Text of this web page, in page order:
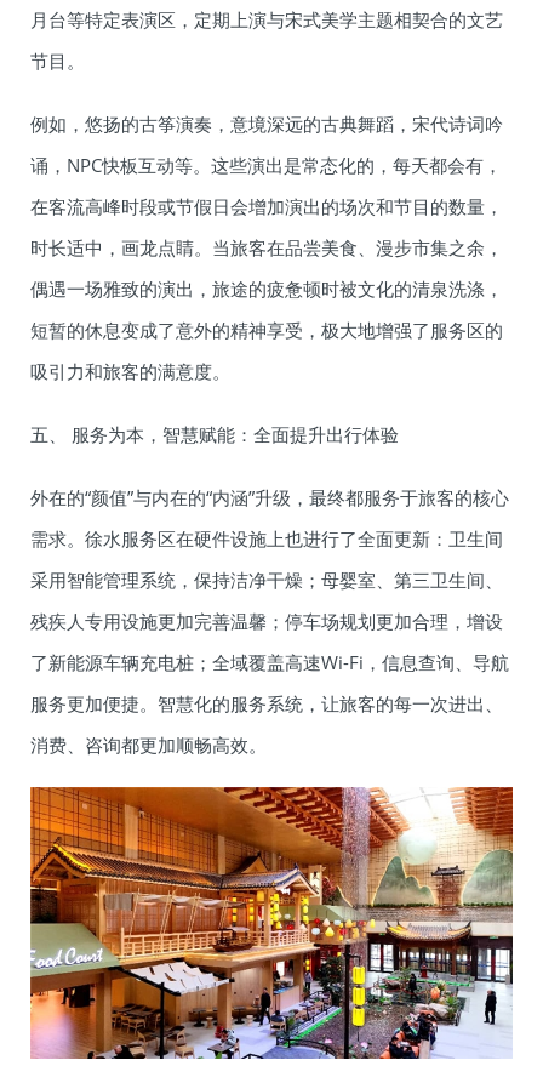
月台等特定表演区，定期上演与宋式美学主题相契合的文艺
节目。
例如，悠扬的古筝演奏，意境深远的古典舞蹈，宋代诗词吟
诵，NPC快板互动等。这些演出是常态化的，每天都会有，
在客流高峰时段或节假日会增加演出的场次和节目的数量，
时长适中，画龙点睛。当旅客在品尝美食、漫步市集之余，
偶遇一场雅致的演出，旅途的疲惫顿时被文化的清泉洗涤，
短暂的休息变成了意外的精神享受，极大地增强了服务区的
吸引力和旅客的满意度。
五、 服务为本，智慧赋能：全面提升出行体验
外在的“颜值”与内在的“内涵”升级，最终都服务于旅客的核心
需求。徐水服务区在硬件设施上也进行了全面更新：卫生间
采用智能管理系统，保持洁净干燥；母婴室、第三卫生间、
残疾人专用设施更加完善温馨；停车场规划更加合理，增设
了新能源车辆充电桩；全域覆盖高速Wi-Fi，信息查询、导航
服务更加便捷。智慧化的服务系统，让旅客的每一次进出、
消费、咨询都更加顺畅高效。